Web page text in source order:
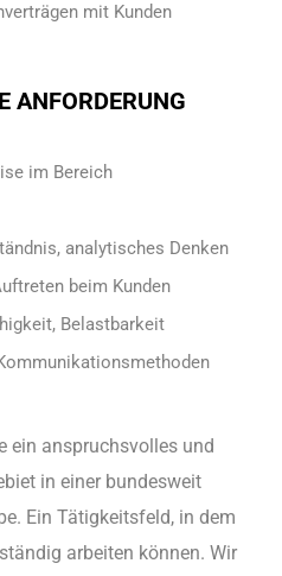
mit Kunden
ANFORDERUNG
im Bereich
analytisches Denken
beim Kunden
Belastbarkeit
ein anspruchsvolles und
in einer bundesweit
Ein Tätigkeitsfeld, in dem
arbeiten können. Wir